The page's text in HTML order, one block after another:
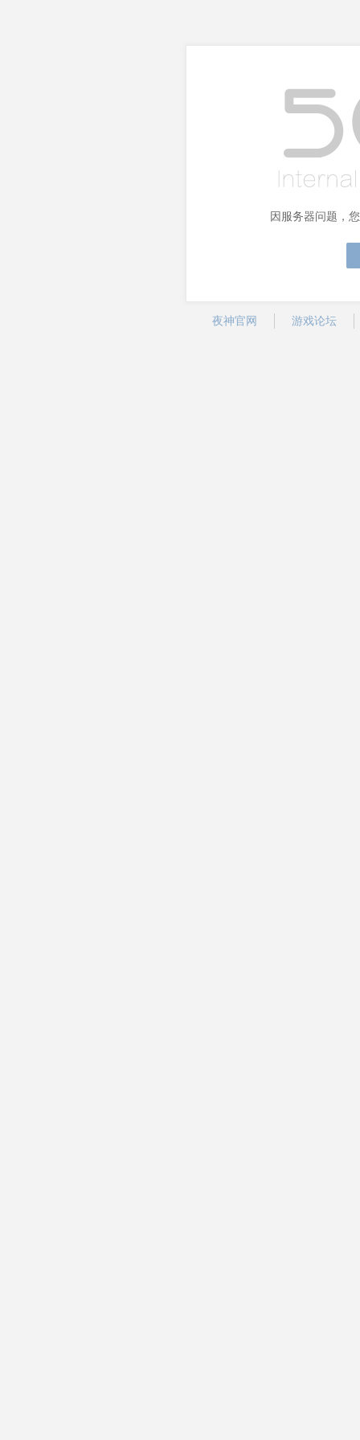
因服务器问题，
夜神官网 游戏论坛